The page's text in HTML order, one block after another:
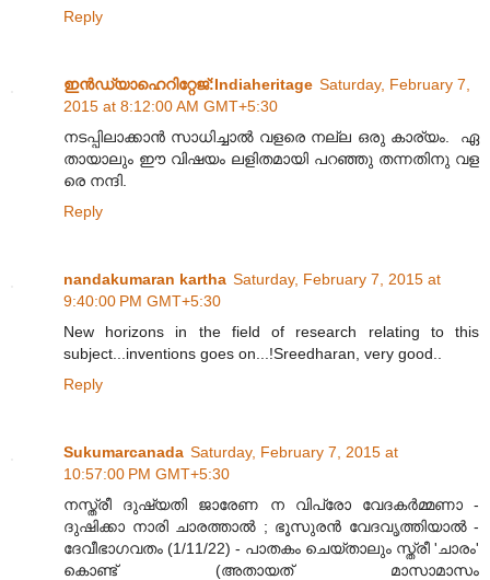
Reply
ഇന്‍ഡ്യാഹെറിറ്റേജ്‌:Indiaheritage Saturday, February 7,
2015 at 8:12:00 AM GMT+5:30
നടപ്പിലാക്കാൻ സാധിച്ചാൽ വളരെ നല്ല ഒരു കാര്യം. ഏ
തായാലും ഈ വിഷയം ലളിതമായി പറഞ്ഞു തന്നതിനു വള
രെ നന്ദി.
Reply
nandakumaran kartha Saturday, February 7, 2015 at
9:40:00 PM GMT+5:30
New horizons in the field of research relating to this
subject...inventions goes on...!Sreedharan, very good..
Reply
Sukumarcanada Saturday, February 7, 2015 at
10:57:00 PM GMT+5:30
നസ്ത്രീ ദുഷ്യതി ജാരേണ ന വിപ്രോ വേദകര്‍മ്മണാ -
ദുഷിക്കാ നാരി ചാരത്താല്‍ ; ഭൂസുരന്‍ വേദവൃത്തിയാല്‍ -
ദേവീഭാഗവതം (1/11/22) - പാതകം ചെയ്താലും സ്ത്രീ 'ചാരം'
കൊണ്ട് (അതായത് മാസാമാസം